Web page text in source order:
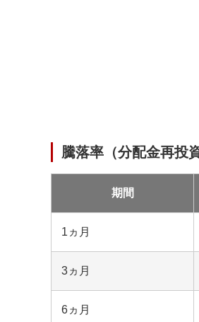
騰落率（分配金再投資
期間
1ヵ月
3ヵ月
6ヵ月